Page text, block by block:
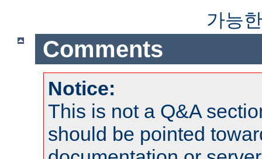
가능
Comments
Notice:
This is not a Q&A
should be pointed